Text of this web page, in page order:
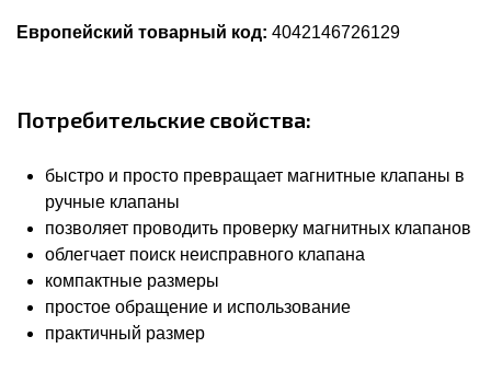
Европейский товарный код: 4042146726129
Потребительские свойства:
быстро и просто превращает магнитные клапаны в
ручные клапаны
позволяет проводить проверку магнитных клапанов
облегчает поиск неисправного клапана
компактные размеры
простое обращение и использование
практичный размер